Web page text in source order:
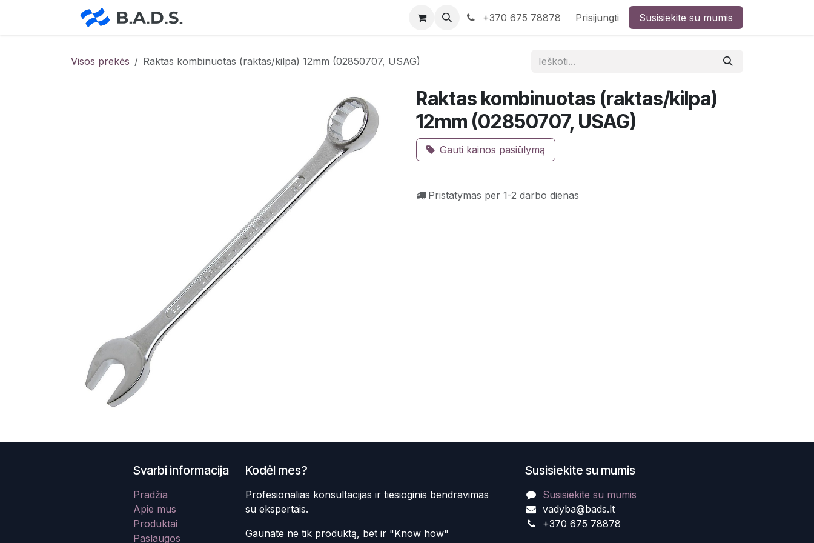
+370 675 78878 Prisijungti Susisiekite su mumis
Visos prekės Raktas kombinuotas (raktas/kilpa) 12mm (02850707, USAG)
Raktas kombinuotas (raktas/kilpa)
12mm (02850707, USAG)
Gauti kainos pasiūlymą
Pristatymas per 1-2 darbo dienas
Susisiekite su mumis
Susisiekite su mumis
vadyba@bads.lt
+370 675 78878
Kodėl mes?
Profesionalias konsultacijas ir tiesioginis bendravimas
su ekspertais.
Gaunate ne tik produktą, bet ir "Know how"
Svarbi informacija
Pradžia
Apie mus
Produktai
Paslaugos